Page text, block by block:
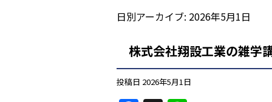
日別アーカイブ: 2026年5月1日
株式会社翔設工業の雑学
投稿日 2026年5月1日